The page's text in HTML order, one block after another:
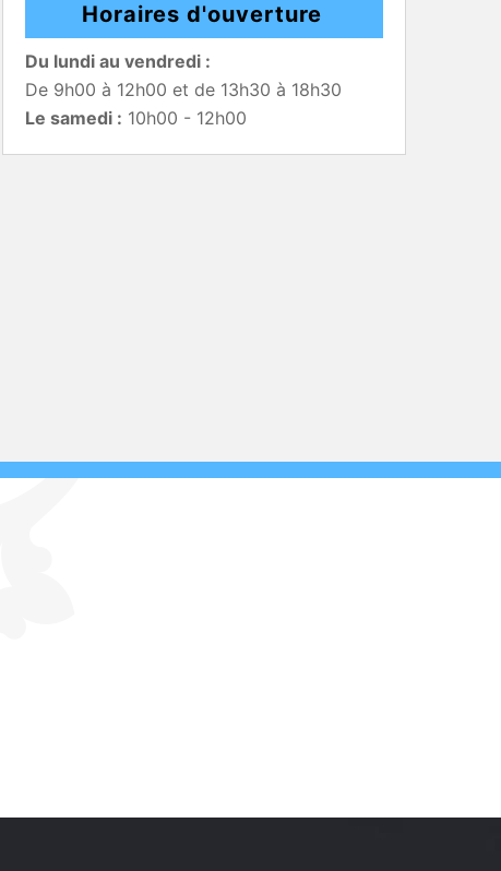
Horaires d'ouverture
Du lundi au vendredi :
De 9h00 à 12h00 et de 13h30 à 18h30
Le samedi : 10h00 - 12h00